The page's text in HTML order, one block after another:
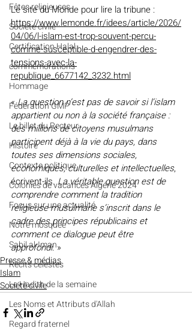
Fêtes religieuses
Société civile
Certification Halal
commémorations
Hommage
Fédération GMP
Le billet du Recteur
Histoire
Contexte politique
Colonies de vacances Algérie 2024
​​Focus sur une actualité
Notre mosquée
Sabil al-Iman
Récits célestes
Le Hadith de la semaine
Les Noms et Attributs d'Allah
Regard fraternel
Le site du Monde pour lire la tribune :
https://www.lemonde.fr/idees/article/2026/
04/06/l-islam-est-trop-souvent-percu-
comme-susceptible-d-engendrer-des-
tensions-avec-la-
republique_6677142_3232.html
« La question n’est pas de savoir si l’islam
appartient ou non à la société française :
des millions de citoyens musulmans
participent déjà à la vie du pays, dans
toutes ses dimensions sociales,
économiques, culturelles et intellectuelles,
écrivent-ils. La véritable question est de
comprendre comment la tradition
religieuse musulmane s’inscrit dans le
cadre des principes républicains et
comment ce dialogue peut être
approfondi. »
Presse & médias
Islam
Société civile